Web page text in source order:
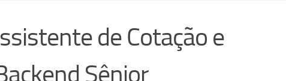
de Cotação e
Sênior